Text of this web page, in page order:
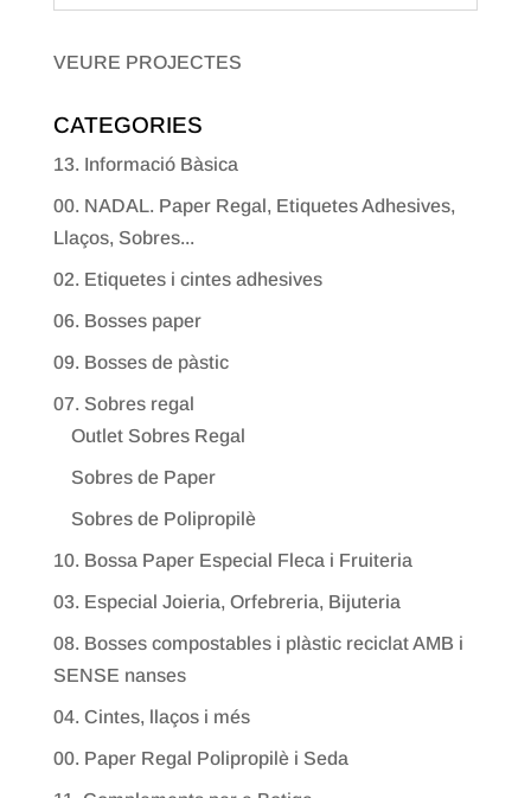
VEURE PROJECTES
CATEGORIES
13. Informació Bàsica
00. NADAL. Paper Regal, Etiquetes Adhesives,
Llaços, Sobres...
02. Etiquetes i cintes adhesives
06. Bosses paper
09. Bosses de pàstic
07. Sobres regal
Outlet Sobres Regal
Sobres de Paper
Sobres de Polipropilè
10. Bossa Paper Especial Fleca i Fruiteria
03. Especial Joieria, Orfebreria, Bijuteria
08. Bosses compostables i plàstic reciclat AMB i
SENSE nanses
04. Cintes, llaços i més
00. Paper Regal Polipropilè i Seda